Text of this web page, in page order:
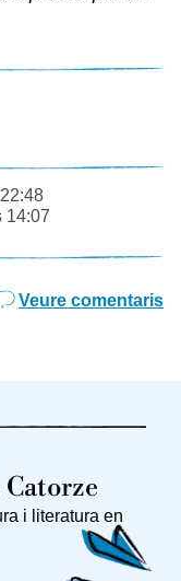
14:07
Veure comentaris
i literatura en